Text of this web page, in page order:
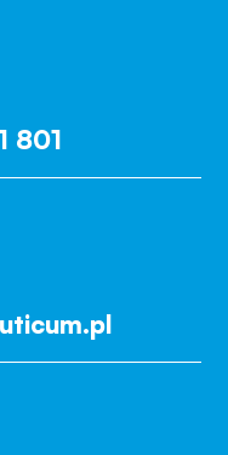
801